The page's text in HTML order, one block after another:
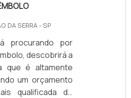
DA SERRA - SP
procurando por
descobrirá a
que é altamente
um orçamento
qualificada do